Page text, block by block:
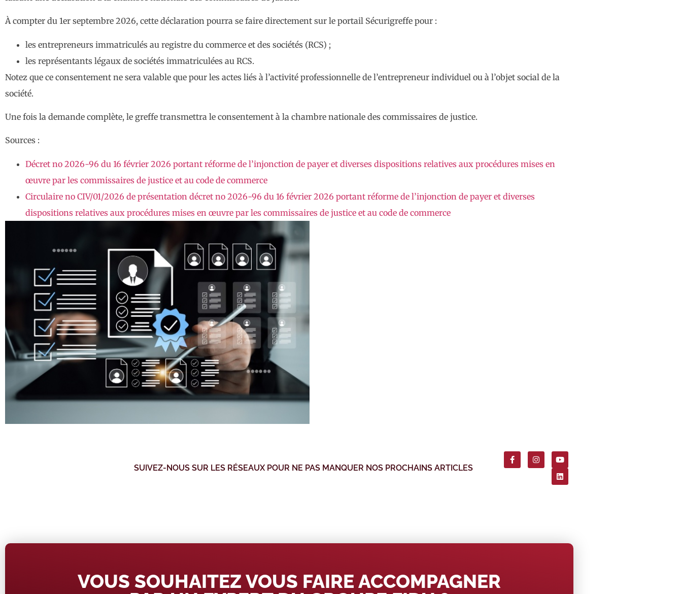
À compter du 1er septembre 2026, cette déclaration pourra se faire directement sur le portail Sécurigreffe pour :
les entrepreneurs immatriculés au registre du commerce et des sociétés (RCS) ;
les représentants légaux de sociétés immatriculées au RCS.
Notez que ce consentement ne sera valable que pour les actes liés à l’activité professionnelle de l’entrepreneur individuel ou à l’objet social de la
société.
Une fois la demande complète, le greffe transmettra le consentement à la chambre nationale des commissaires de justice.
Sources :
Décret no 2026-96 du 16 février 2026 portant réforme de l’injonction de payer et diverses dispositions relatives aux procédures mises en
œuvre par les commissaires de justice et au code de commerce
Circulaire no CIV/01/2026 de présentation décret no 2026-96 du 16 février 2026 portant réforme de l’injonction de payer et diverses
dispositions relatives aux procédures mises en œuvre par les commissaires de justice et au code de commerce
SUIVEZ-NOUS SUR LES RÉSEAUX POUR NE PAS MANQUER NOS PROCHAINS ARTICLES
VOUS SOUHAITEZ VOUS FAIRE ACCOMPAGNER